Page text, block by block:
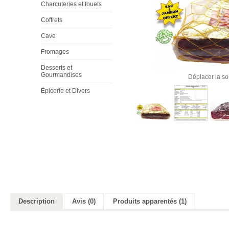
Charcuteries et fouets
Coffrets
Cave
Fromages
Desserts et
Gourmandises
Épicerie et Divers
Déplacer la
Description Avis (0) Produits apparentés (1)